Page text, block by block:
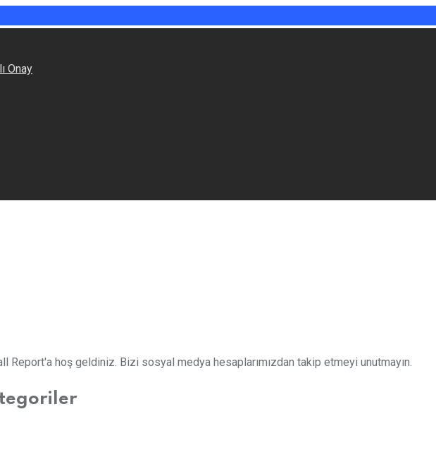
Onay
Report'a hoş geldiniz. Bizi sosyal medya hesaplarımızdan takip etmeyi unutmayın.